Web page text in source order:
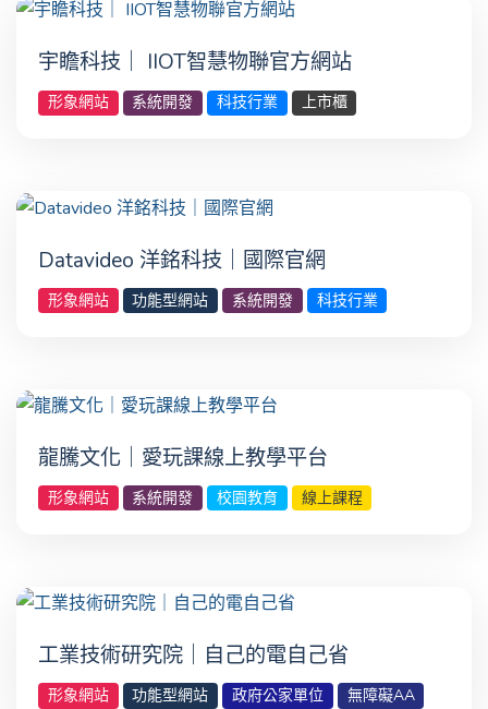
宇瞻科技｜ IIOT智慧物聯官方網站
形象網站 系統開發 科技行業 上市櫃
Datavideo 洋銘科技｜國際官網
形象網站 功能型網站 系統開發 科技行業
龍騰文化｜愛玩課線上教學平台
形象網站 系統開發 校園教育 線上課程
工業技術研究院｜自己的電自己省
形象網站 功能型網站 政府公家單位 無障礙AA